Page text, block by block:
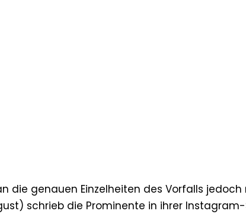
die genauen Einzelheiten des Vorfalls
schrieb die Prominente in ihrer Instagram-